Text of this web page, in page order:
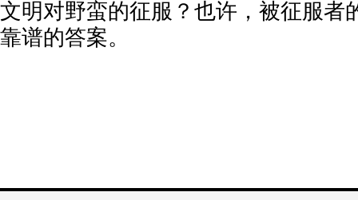
文明对野蛮的征服？也许，被征服者
靠谱的答案。